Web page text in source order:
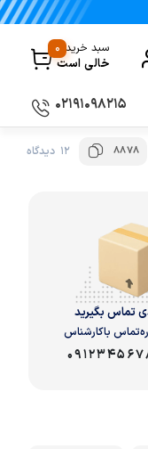
سبد خرید
خالی است
0
۰۲۱۹۱۰۹۸۲۱۵
8878 12 دیدگاه
تماس بگیرید
با‌کارشناس